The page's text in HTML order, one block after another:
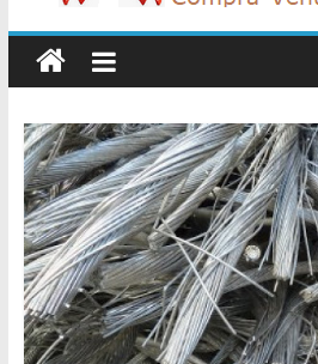
–
Precio
de
Chatarra
Directorio